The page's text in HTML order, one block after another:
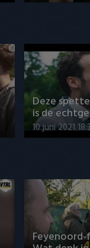
Deze
is de
10 juni 2021
Feyenoord-